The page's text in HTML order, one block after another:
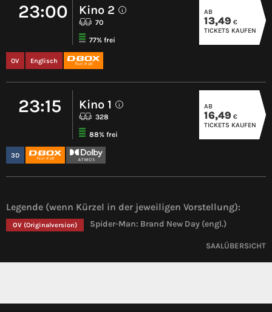
23:00 Kino 2 i
70
77% frei
OV Englisch
AB
13,49 €
TICKETS KAUFEN
23:15 Kino 1 i
328
88% frei
3D
AB
16,49 €
TICKETS KAUFEN
Legende (wenn Kürzel in der jeweiligen Vorstellung):
OV (Originalversion) Spider-Man: Brand New Day (engl.)
SAALÜBERSICHT